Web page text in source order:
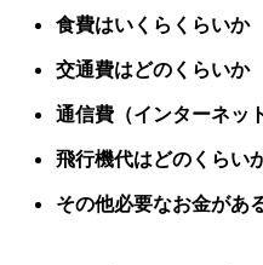
食費はいくらくらいか
交通費はどのくらいか
通信費（インターネッ
飛行機代はどのくらい
その他必要なお金があ